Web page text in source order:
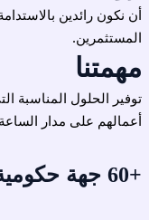
أن نكون رائدين
المستثمرين.
مهمتنا
توفير الحلول المناسبة
أعمالهم على مدار
+60 جهة